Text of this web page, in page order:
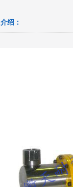
介绍：